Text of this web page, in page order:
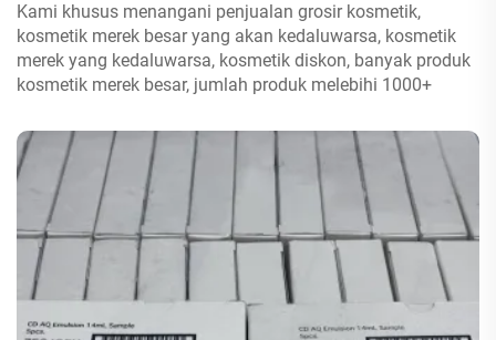
Kami khusus menangani penjualan grosir kosmetik,
kosmetik merek besar yang akan kedaluwarsa, kosmetik
merek yang kedaluwarsa, kosmetik diskon, banyak produk
kosmetik merek besar, jumlah produk melebihi 1000+